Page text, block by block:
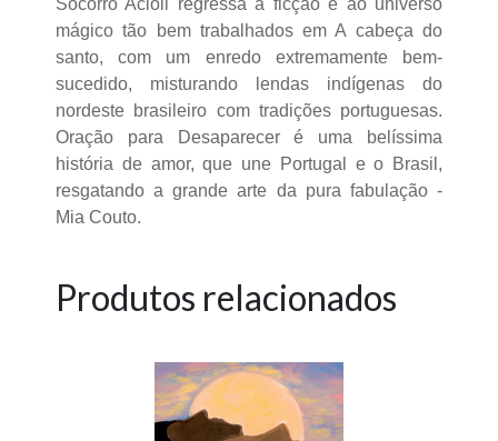
Socorro Acioli regressa à ficção e ao universo
mágico tão bem trabalhados em A cabeça do
santo, com um enredo extremamente bem-
sucedido, misturando lendas indígenas do
nordeste brasileiro com tradições portuguesas.
Oração para Desaparecer é uma belíssima
história de amor, que une Portugal e o Brasil,
resgatando a grande arte da pura fabulação -
Mia Couto.
Produtos relacionados